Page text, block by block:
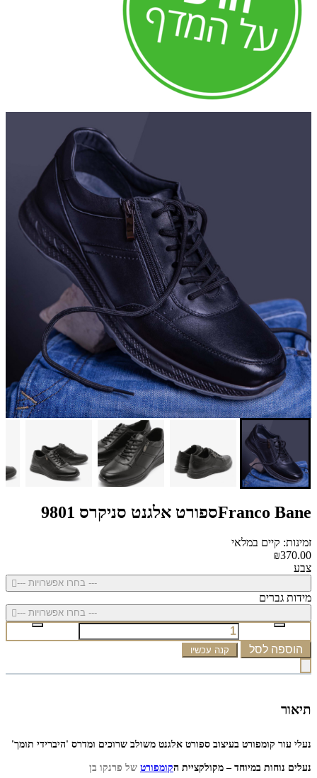
Franco Baneספורט אלגנט סניקרס 9801
זמינות: קיים במלאי
₪370.00
צבע
--- בחרו אפשרויות ---
מידות גברים
--- בחרו אפשרויות ---
הוספה לסל קנה עכשיו
תיאור
נעלי עור קומפורט בעיצוב ספורט אלגנט משולב שרוכים ומדרס 'היברידי תומך'
נעלים נוחות במיוחד – מקולקציית הקומפורט של פרנקו בן